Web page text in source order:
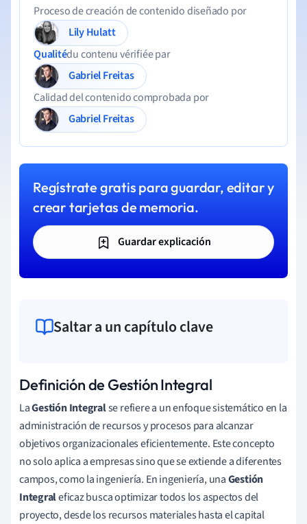
Proceso de creación de contenido diseñado por
Lily Hulatt
Qualitédu contenu vérifiée par
Gabriel Freitas
Calidad del contenido comprobada por
Gabriel Freitas
Regístrate gratis para guardar, editar y
crear tarjetas de memoria.
Guardar explicación
Saltar a un capítulo clave
Definición de Gestión Integral
LaGestión Integralse refiere a un enfoque sistemático en la
administración de recursos y procesos para alcanzar
objetivos organizacionales eficientemente. Este concepto
no solo aplica a empresas sino que se extiende a diferentes
campos, como la ingeniería. En ingeniería, unaGestión
Integraleficaz busca optimizar todos los aspectos del
proyecto, desde los recursos materiales hasta el capital